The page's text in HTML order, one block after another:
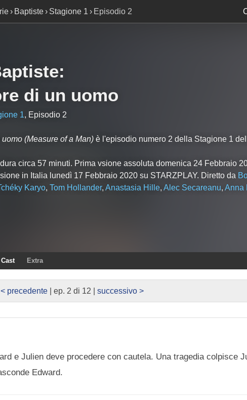
Baptiste Stagione 1 Episodio 2
:
di un uomo
1, Episodio 2
uomo (Measure of a Man)è l'episodio numero 2 della Stagione 1
circa 57 minuti. Prima vsione assoluta domenica 24 Febbraio
in Italia lunedì 17 Febbraio 2020 su STARZPLAY. Diretto da
Karyo, Tom Hollander, Anastasia Hille, Alec Secareanu, Anna
Cast Extra
< precedente| ep. 2 di 12 | successivo >
e Julien deve procedere con cautela. Una tragedia colpisce
Edward.